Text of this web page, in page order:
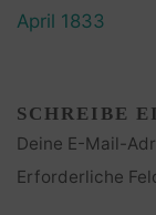
April 1833
SCHREIBE
Deine E-Mail-
Erforderliche